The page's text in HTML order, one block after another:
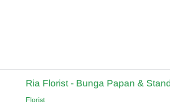
Ria Florist - Bunga Papan &
Florist